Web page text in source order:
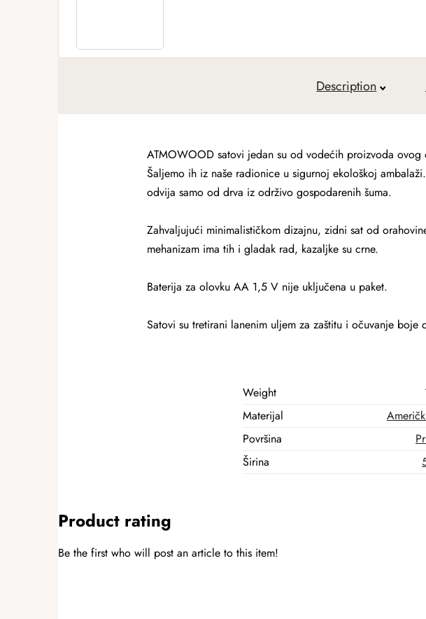
Description
ATMOWOOD satovi jedan su od vodećih proizvoda
Šaljemo ih iz naše radionice u sigurnoj ekološkoj
odvija samo od drva iz održivo gospodarenih šuma.
Zahvaljujući minimalističkom dizajnu, zidni sat od
mehanizam ima tih i gladak rad, kazaljke su crne.
Baterija za olovku AA 1,5 V nije uključena u paket.
Satovi su tretirani lanenim uljem za zaštitu i očuvanje boje
Weight
Materijal
Površina
Širina
Product rating
Be the first who will post an article to this item!